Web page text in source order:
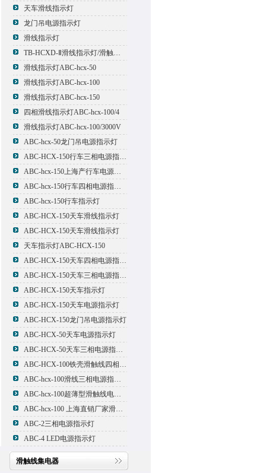
天车滑线指示灯
龙门吊电源指示灯
滑线指示灯
TB-HCXD-Ⅱ滑线指示灯/滑触线指示灯
滑线指示灯ABC-hcx-50
滑线指示灯ABC-hcx-100
滑线指示灯ABC-hcx-150
四相滑线指示灯ABC-hcx-100/4
滑线指示灯ABC-hcx-100/3000V
ABC-hcx-50龙门吊电源指示灯
ABC-HCX-150行车三相电源指示灯
ABC-hcx-150上海产行车电源指示灯
ABC-hcx-150行车四相电源指示灯
ABC-hcx-150行车指示灯
ABC-HCX-150天车滑线指示灯
ABC-HCX-150天车滑线指示灯
天车指示灯ABC-HCX-150
ABC-HCX-150天车四相电源指示灯
ABC-HCX-150天车三相电源指示灯
ABC-HCX-150天车指示灯
ABC-HCX-150天车电源指示灯
ABC-HCX-150龙门吊电源指示灯
ABC-HCX-50天车电源指示灯
ABC-HCX-50天车三相电源指示灯
ABC-HCX-100铁壳滑触线四相电源指示灯
ABC-hcx-100滑线三相电源指示灯
ABC-hcx-100超薄型滑触线电源指示灯
ABC-hcx-100 上海直销厂家滑触线指示灯
ABC-2三相电源指示灯
ABC-4 LED电源指示灯
滑触线集电器